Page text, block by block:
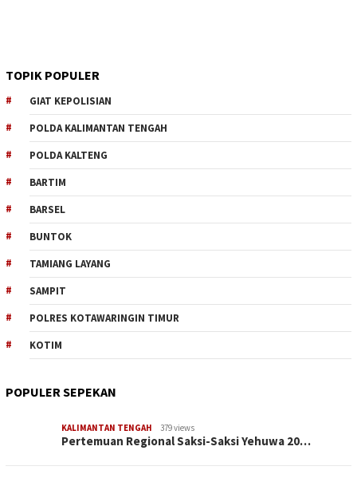
TOPIK POPULER
GIAT KEPOLISIAN
POLDA KALIMANTAN TENGAH
POLDA KALTENG
BARTIM
BARSEL
BUNTOK
TAMIANG LAYANG
SAMPIT
POLRES KOTAWARINGIN TIMUR
KOTIM
POPULER SEPEKAN
KALIMANTAN TENGAH 379 views
Pertemuan Regional Saksi-Saksi Yehuwa 20…